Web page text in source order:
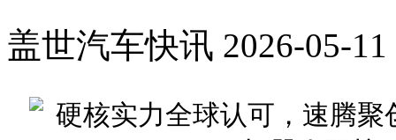
盖世汽车快讯 2026-05-